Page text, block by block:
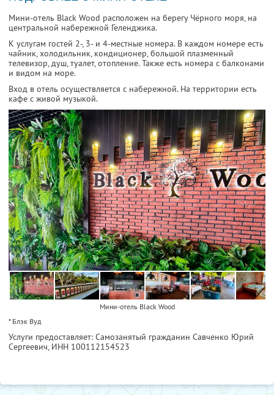
Мини-отель Black Wood расположен на берегу Чёрного моря, на
центральной набережной Геленджика.
К услугам гостей 2-, 3- и 4-местные номера. В каждом номере есть
чайник, холодильник, кондиционер, большой плазменный
телевизор, душ, туалет, отопление. Также есть номера с балконами
и видом на море.
Вход в отель осуществляется с набережной. На территории есть
кафе с живой музыкой.
Мини-отель Black Wood
* Блэк Вуд
Услуги предоставляет: Самозанятый гражданин Савченко Юрий
Сергеевич, ИНН 100112154523